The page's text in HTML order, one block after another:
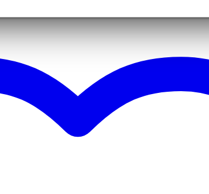
la flauta
para flautas
ajustable en altura. Puedes plegar el atril hasta un